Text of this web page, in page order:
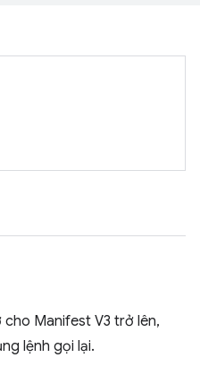
Manifest V3 trở lên,
lệnh gọi lại.